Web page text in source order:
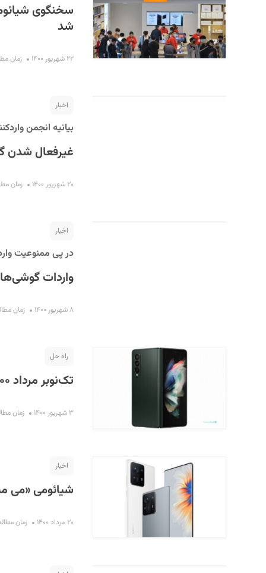
سخنگوی
شد
۲۲ شهریور ۱۴۰۰ زمان
اخبار
بیانیه انجمن
غیرفعال شدن
۲۰ شهریور ۱۴۰۰ زمان مطالعه
اخبار
در پی ممنوعیت
واردات گوشی‌های
۸ شهریور ۱۴۰۰ زمان مطالعه :
راه حل
تک‌نوبر مرداد ۱۴۰۰
۳ شهریور ۱۴۰۰ زمان مطالعه
اخبار
شیائومی «می میکس ۴» با دوربین سلفی زیر
۲۰ مرداد ۱۴۰۰ زمان مطالعه : ۳